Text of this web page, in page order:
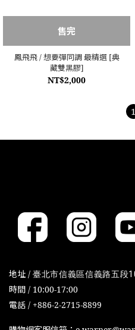
售完
鳳飛飛 / 想要彈同調 最精選 [典
藏雙黑膠]
NT$2,000
1
地址 / 臺北市信義區信義路五段
時間 / 10:00-17:00
電話 / +886-2-2715-8899